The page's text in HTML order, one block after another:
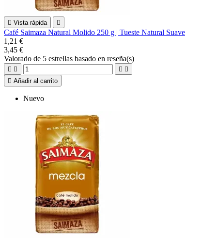
 Vista rápida 
Café Saimaza Natural Molido 250 g | Tueste Natural Suave
1,21 €
3,45 €
Valorado de 5 estrellas basado en reseña(s)
   
 Añadir al carrito
Nuevo